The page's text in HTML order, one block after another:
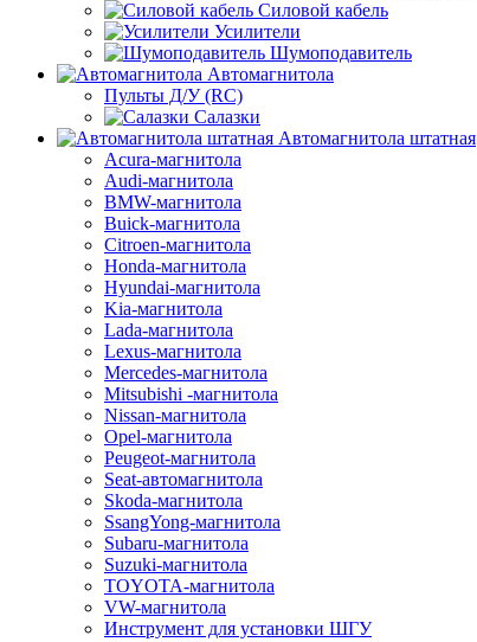
Силовой кабель
Усилители
Шумоподавитель
Автомагнитола
Пульты Д/У (RC)
Салазки
Автомагнитола штатная
Acura-магнитола
Audi-магнитола
BMW-магнитола
Buick-магнитола
Citroen-магнитола
Honda-магнитола
Hyundai-магнитола
Kia-магнитола
Lada-магнитола
Lexus-магнитола
Mercedes-магнитола
Mitsubishi -магнитола
Nissan-магнитола
Opel-магнитола
Peugeot-магнитола
Seat-автомагнитола
Skoda-магнитола
SsangYong-магнитола
Subaru-магнитола
Suzuki-магнитола
TOYOTA-магнитола
VW-магнитола
Инструмент для установки ШГУ